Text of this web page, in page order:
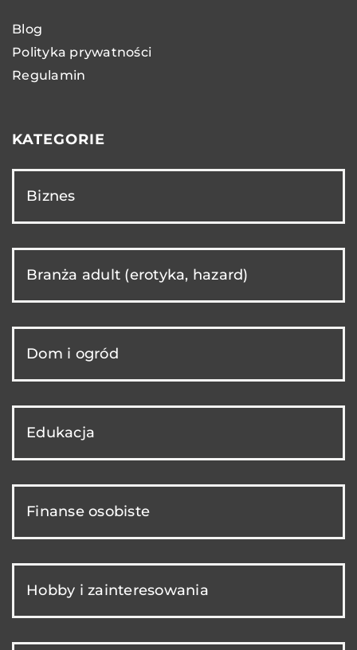
Blog
Polityka prywatności
Regulamin
KATEGORIE
Biznes
Branża adult (erotyka, hazard)
Dom i ogród
Edukacja
Finanse osobiste
Hobby i zainteresowania